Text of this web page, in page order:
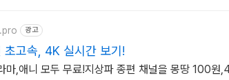
광고
초고속, 4K 실시간 보기!
마,애니 모두 무료!지상파 종편 채널을 몽땅 100원